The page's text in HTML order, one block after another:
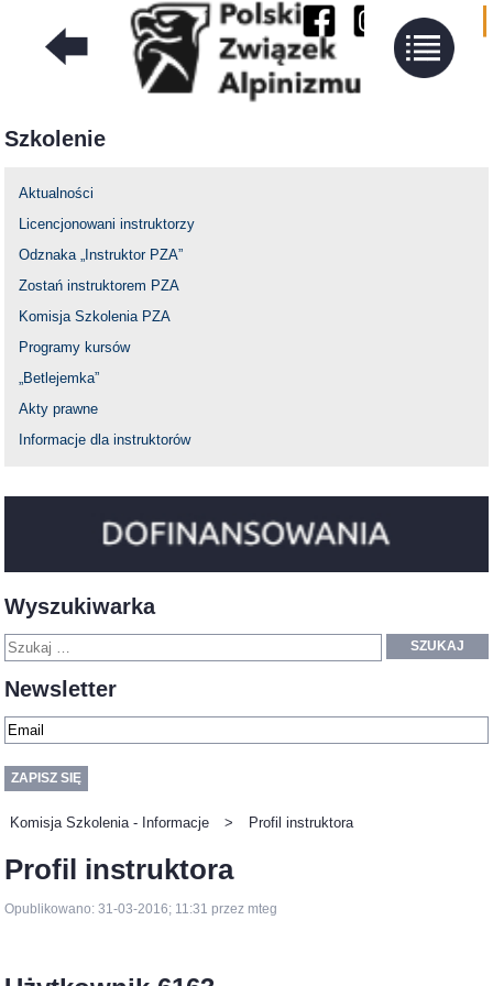
Szkolenie
Aktualności
Licencjonowani instruktorzy
Odznaka „Instruktor PZA”
Zostań instruktorem PZA
Komisja Szkolenia PZA
Programy kursów
„Betlejemka”
Akty prawne
Informacje dla instruktorów
Wyszukiwarka
SZUKAJ
Newsletter
Komisja Szkolenia - Informacje > Profil instruktora
Profil instruktora
Opublikowano: 31-03-2016; 11:31 przez mteg